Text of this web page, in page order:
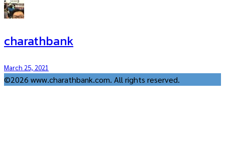
charathbank
March 25, 2021
©2026 www.charathbank.com. All rights reserved.